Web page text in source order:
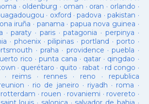
· oldenburg · oman · oran · orlando ·
· oxford ·padova ·pakistan ·
iruña · panama · papua nova guinea ·
·paraty · paris·patagonia · perpinya ·
· phoenix·pilipinas ·portland · porto ·
·praha · providence ·puebla ·
rico ·punta cana · qatar · qingdao ·
· querétaro · quito · rabat · rd congo ·
· reims· rennes · reno · republica
· rio de janeiro · riyadh · roma ·
rotterdam · rouen · rovaniemi · rovereto ·